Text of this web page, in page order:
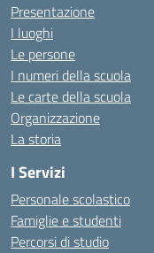
Presentazione
I luoghi
Le persone
I numeri della scuola
Le carte della scuola
Organizzazione
La storia
I Servizi
Personale scolastico
Famiglie e studenti
Percorsi di studio